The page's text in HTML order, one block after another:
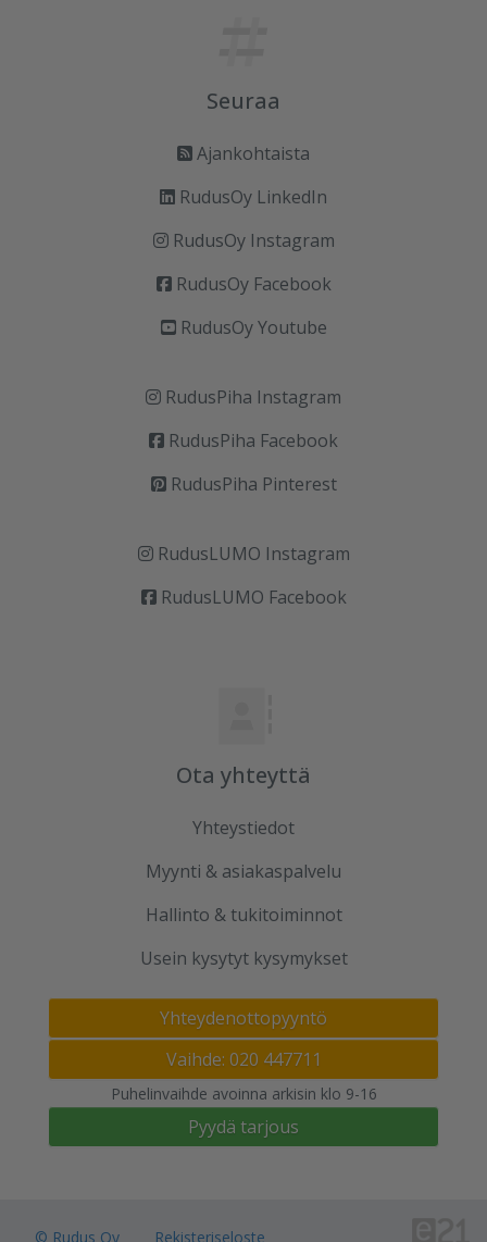
Seuraa
Ajankohtaista
RudusOy LinkedIn
RudusOy Instagram
RudusOy Facebook
RudusOy Youtube
RudusPiha Instagram
RudusPiha Facebook
RudusPiha Pinterest
RudusLUMO Instagram
RudusLUMO Facebook
Ota yhteyttä
Yhteystiedot
Myynti & asiakaspalvelu
Hallinto & tukitoiminnot
Usein kysytyt kysymykset
Yhteydenottopyyntö
Vaihde: 020 447711
Puhelinvaihde avoinna arkisin klo 9-16
Pyydä tarjous
© Rudus Oy Rekisteriseloste